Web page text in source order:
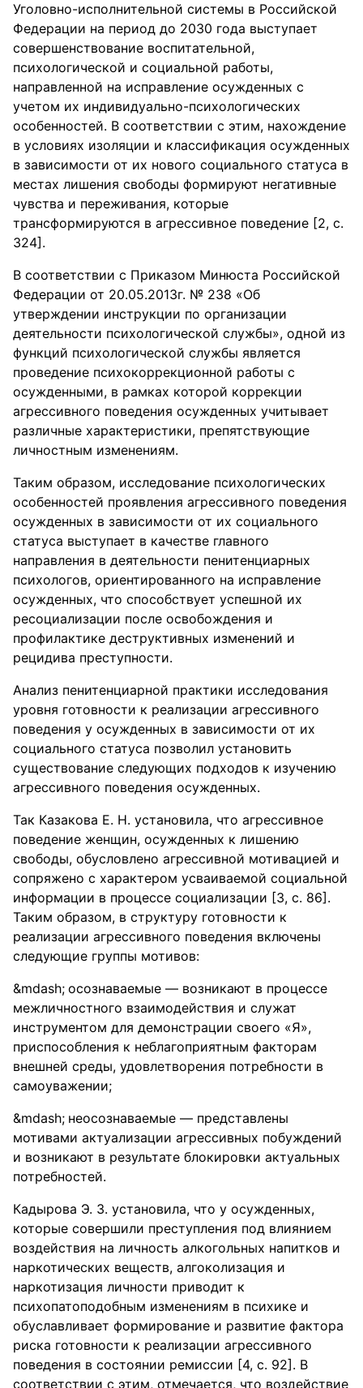
Уголовно-исполнительной системы в Российской
Федерации на период до 2030 года выступает
совершенствование воспитательной,
психологической и социальной работы,
направленной на исправление осужденных с
учетом их индивидуально-психологических
особенностей. В соответствии с этим, нахождение
в условиях изоляции и классификация осужденных
в зависимости от их нового социального статуса в
местах лишения свободы формируют негативные
чувства и переживания, которые
трансформируются в агрессивное поведение [2, с.
324].
В соответствии с Приказом Минюста Российской
Федерации от 20.05.2013г. № 238 «Об
утверждении инструкции по организации
деятельности психологической службы», одной из
функций психологической службы является
проведение психокоррекционной работы с
осужденными, в рамках которой коррекции
агрессивного поведения осужденных учитывает
различные характеристики, препятствующие
личностным изменениям.
Таким образом, исследование психологических
особенностей проявления агрессивного поведения
осужденных в зависимости от их социального
статуса выступает в качестве главного
направления в деятельности пенитенциарных
психологов, ориентированного на исправление
осужденных, что способствует успешной их
ресоциализации после освобождения и
профилактике деструктивных изменений и
рецидива преступности.
Анализ пенитенциарной практики исследования
уровня готовности к реализации агрессивного
поведения у осужденных в зависимости от их
социального статуса позволил установить
существование следующих подходов к изучению
агрессивного поведения осужденных.
Так Казакова Е. Н. установила, что агрессивное
поведение женщин, осужденных к лишению
свободы, обусловлено агрессивной мотивацией и
сопряжено с характером усваиваемой социальной
информации в процессе социализации [3, с. 86].
Таким образом, в структуру готовности к
реализации агрессивного поведения включены
следующие группы мотивов:
осознаваемые — возникают в процессе
межличностного взаимодействия и служат
инструментом для демонстрации своего «Я»,
приспособления к неблагоприятным факторам
внешней среды, удовлетворения потребности в
самоуважении;
неосознаваемые — представлены
мотивами актуализации агрессивных побуждений
и возникают в результате блокировки актуальных
потребностей.
Кадырова Э. З. установила, что у осужденных,
которые совершили преступления под влиянием
воздействия на личность алкогольных напитков и
наркотических веществ, алгоколизация и
наркотизация личности приводит к
психопатоподобным изменениям в психике и
обуславливает формирование и развитие фактора
риска готовности к реализации агрессивного
поведения в состоянии ремиссии [4, с. 92]. В
соответствии с этим, отмечается, что воздействие